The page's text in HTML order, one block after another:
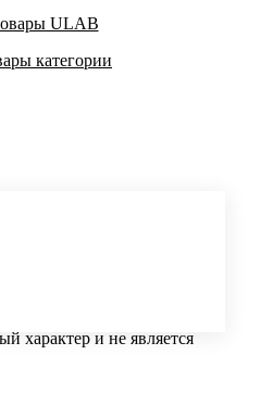
ULAB
категории
характер и не является